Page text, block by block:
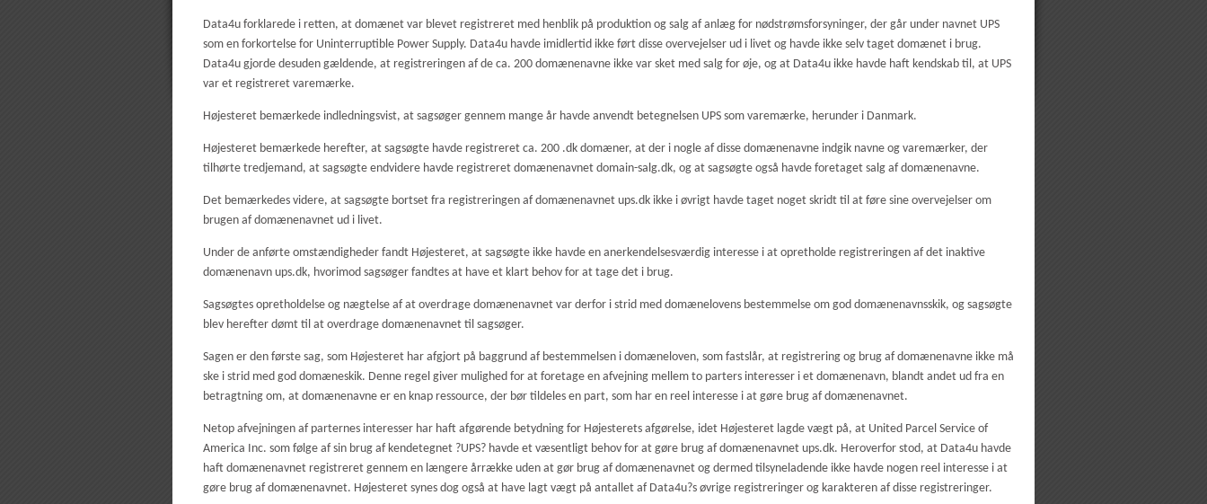
Data4u forklarede i retten, at domænet var blevet registreret med henblik på produktion og salg af anlæg for nødstrømsforsyninger, der går under navnet UPS
som en forkortelse for Uninterruptible Power Supply. Data4u havde imidlertid ikke ført disse overvejelser ud i livet og havde ikke selv taget domænet i brug.
Data4u gjorde desuden gældende, at registreringen af de ca. 200 domænenavne ikke var sket med salg for øje, og at Data4u ikke havde haft kendskab til, at UPS
var et registreret varemærke.
Højesteret bemærkede indledningsvist, at sagsøger gennem mange år havde anvendt betegnelsen UPS som varemærke, herunder i Danmark.
Højesteret bemærkede herefter, at sagsøgte havde registreret ca. 200 .dk domæner, at der i nogle af disse domænenavne indgik navne og varemærker, der
tilhørte tredjemand, at sagsøgte endvidere havde registreret domænenavnet domain-salg.dk, og at sagsøgte også havde foretaget salg af domænenavne.
Det bemærkedes videre, at sagsøgte bortset fra registreringen af domænenavnet ups.dk ikke i øvrigt havde taget noget skridt til at føre sine overvejelser om
brugen af domænenavnet ud i livet.
Under de anførte omstændigheder fandt Højesteret, at sagsøgte ikke havde en anerkendelsesværdig interesse i at opretholde registreringen af det inaktive
domænenavn ups.dk, hvorimod sagsøger fandtes at have et klart behov for at tage det i brug.
Sagsøgtes opretholdelse og nægtelse af at overdrage domænenavnet var derfor i strid med domænelovens bestemmelse om god domænenavnsskik, og sagsøgte
blev herefter dømt til at overdrage domænenavnet til sagsøger.
Sagen er den første sag, som Højesteret har afgjort på baggrund af bestemmelsen i domæneloven, som fastslår, at registrering og brug af domænenavne ikke må
ske i strid med god domæneskik. Denne regel giver mulighed for at foretage en afvejning mellem to parters interesser i et domænenavn, blandt andet ud fra en
betragtning om, at domænenavne er en knap ressource, der bør tildeles en part, som har en reel interesse i at gøre brug af domænenavnet.
Netop afvejningen af parternes interesser har haft afgørende betydning for Højesterets afgørelse, idet Højesteret lagde vægt på, at United Parcel Service of
America Inc. som følge af sin brug af kendetegnet ?UPS? havde et væsentligt behov for at gøre brug af domænenavnet ups.dk. Heroverfor stod, at Data4u havde
haft domænenavnet registreret gennem en længere årrække uden at gør brug af domænenavnet og dermed tilsyneladende ikke havde nogen reel interesse i at
gøre brug af domænenavnet. Højesteret synes dog også at have lagt vægt på antallet af Data4u?s øvrige registreringer og karakteren af disse registreringer.